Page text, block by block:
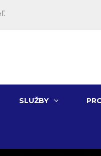
SLUŽBY